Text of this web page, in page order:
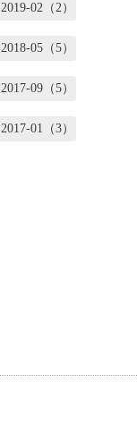
2019-02（2）
2018-05（5）
2017-09（5）
2017-01（3）